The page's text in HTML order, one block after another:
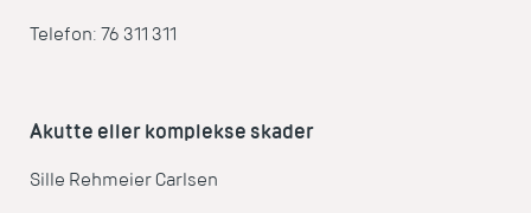
Telefon: 76 311 311
Akutte eller komplekse skader
Sille Rehmeier Carlsen